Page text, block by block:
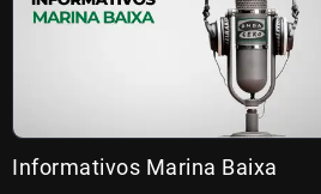
Informativos Marina Baixa